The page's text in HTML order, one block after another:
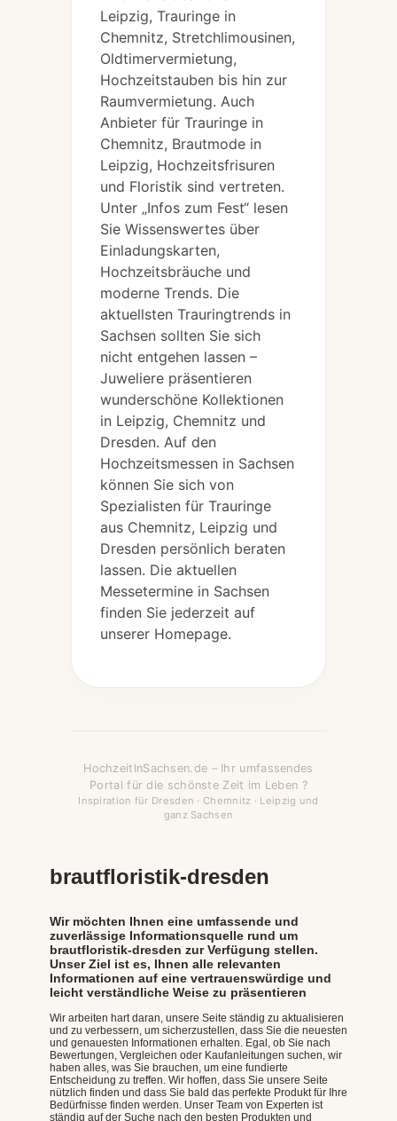
Leipzig, Trauringe in
Chemnitz, Stretchlimousinen,
Oldtimervermietung,
Hochzeitstauben bis hin zur
Raumvermietung. Auch
Anbieter für Trauringe in
Chemnitz, Brautmode in
Leipzig, Hochzeitsfrisuren
und Floristik sind vertreten.
Unter „Infos zum Fest“ lesen
Sie Wissenswertes über
Einladungskarten,
Hochzeitsbräuche und
moderne Trends. Die
aktuellsten Trauringtrends in
Sachsen sollten Sie sich
nicht entgehen lassen –
Juweliere präsentieren
wunderschöne Kollektionen
in Leipzig, Chemnitz und
Dresden. Auf den
Hochzeitsmessen in Sachsen
können Sie sich von
Spezialisten für Trauringe
aus Chemnitz, Leipzig und
Dresden persönlich beraten
lassen. Die aktuellen
Messetermine in Sachsen
finden Sie jederzeit auf
unserer Homepage.
HochzeitInSachsen.de – Ihr umfassendes
Portal für die schönste Zeit im Leben ?
Inspiration für Dresden · Chemnitz · Leipzig und
ganz Sachsen
brautfloristik-dresden
Wir möchten Ihnen eine umfassende und
zuverlässige Informationsquelle rund um
brautfloristik-dresden zur Verfügung stellen.
Unser Ziel ist es, Ihnen alle relevanten
Informationen auf eine vertrauenswürdige und
leicht verständliche Weise zu präsentieren
Wir arbeiten hart daran, unsere Seite ständig zu aktualisieren
und zu verbessern, um sicherzustellen, dass Sie die neuesten
und genauesten Informationen erhalten. Egal, ob Sie nach
Bewertungen, Vergleichen oder Kaufanleitungen suchen, wir
haben alles, was Sie brauchen, um eine fundierte
Entscheidung zu treffen. Wir hoffen, dass Sie unsere Seite
nützlich finden und dass Sie bald das perfekte Produkt für Ihre
Bedürfnisse finden werden. Unser Team von Experten ist
ständig auf der Suche nach den besten Produkten und